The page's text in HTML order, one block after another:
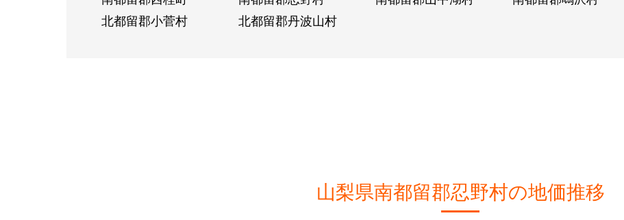
北都留郡小菅村
北都留郡丹波山村
山梨県南都留郡忍野村の地価推移